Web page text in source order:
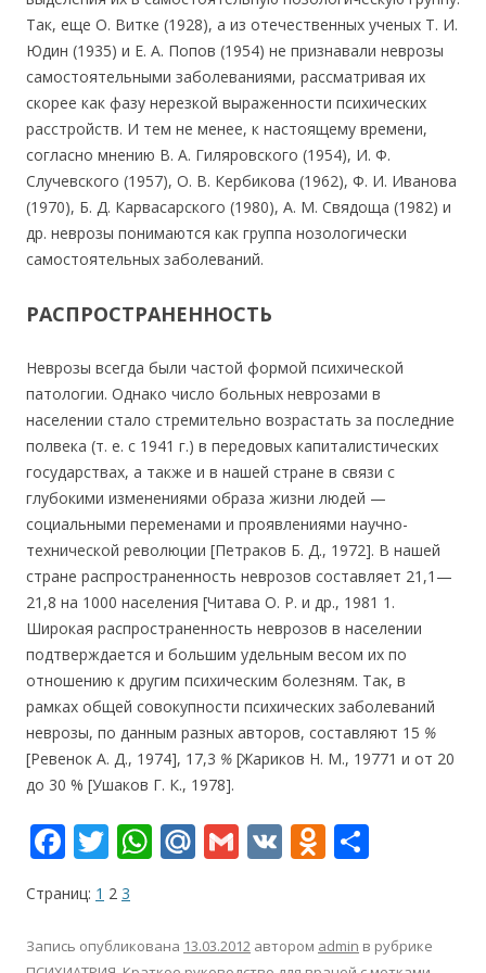
Так, еще О. Витке (1928), а из отечественных ученых Т. И.
Юдин (1935) и Е. А. Попов (1954) не признавали неврозы
самостоятельными заболеваниями, рассматривая их
скорее как фазу нерезкой выраженности психических
расстройств. И тем не менее, к настоящему времени,
согласно мнению В. А. Гиляровского (1954), И. Ф.
Случевского (1957), О. В. Кербикова (1962), Ф. И. Иванова
(1970), Б. Д. Карвасарского (1980), А. М. Свядоща (1982) и
др. неврозы понимаются как группа нозологически
самостоятельных заболеваний.
РАСПРОСТРАНЕННОСТЬ
Неврозы всегда были частой формой психической
патологии. Однако число больных неврозами в
населении стало стремительно возрастать за последние
полвека (т. е. с 1941 г.) в передовых капиталистических
государствах, а также и в нашей стране в связи с
глубокими изменениями образа жизни людей —
социальными переменами и проявлениями научно-
технической революции [Петраков Б. Д., 1972]. В нашей
стране распространенность неврозов составляет 21,1—
21,8 на 1000 населения [Читава О. Р. и др., 1981 1.
Широкая распространенность неврозов в населении
подтверждается и большим удельным весом их по
отношению к другим психическим болезням. Так, в
рамках общей совокупности психических заболеваний
неврозы, по данным разных авторов, составляют 15 %
[Ревенок А. Д., 1974], 17,3 % [Жариков Н. М., 19771 и от 20
до 30 % [Ушаков Г. К., 1978].
F
ac
e
b
T
w
itt
er
W
s
M
R
G
l
V O
o р
Страниц: 1 2 3
Запись опубликована 13.03.2012 автором admin в рубрике